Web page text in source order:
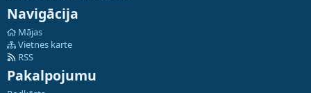
Navigācija
Mājas
Vietnes karte
RSS
Pakalpojumu